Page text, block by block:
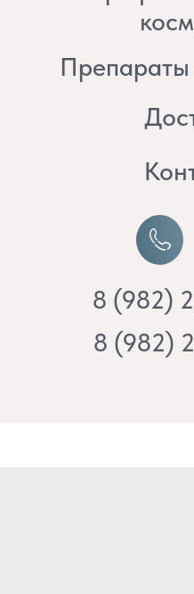
8 (982) 297 07 97
8 (982) 277 07 97